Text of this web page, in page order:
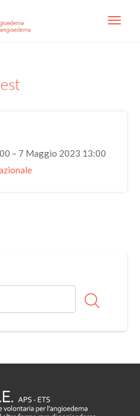
Menu
– 7 Maggio 2023 13:00